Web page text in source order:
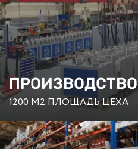
ПРОИЗВОДСТВО
1200 М2 ПЛОЩАДЬ ЦЕХА